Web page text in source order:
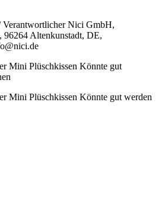
Verantwortlicher Nici GmbH,
96264 Altenkunstadt, DE,